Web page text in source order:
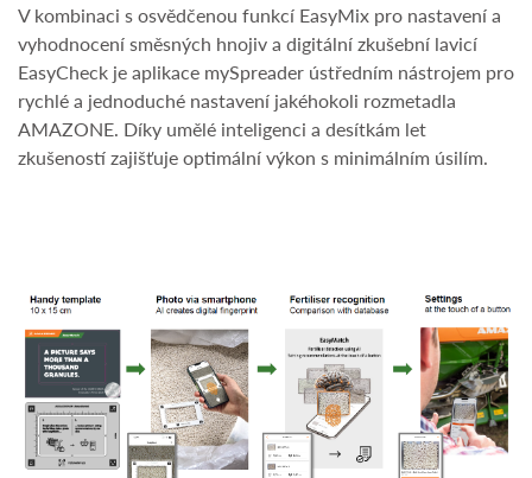
V kombinaci s osvědčenou funkcí EasyMix pro nastavení a
vyhodnocení směsných hnojiv a digitální zkušební lavicí
EasyCheck je aplikace mySpreader ústředním nástrojem pro
rychlé a jednoduché nastavení jakéhokoli rozmetadla
AMAZONE. Díky umělé inteligenci a desítkám let
zkušeností zajišťuje optimální výkon s minimálním úsilím.